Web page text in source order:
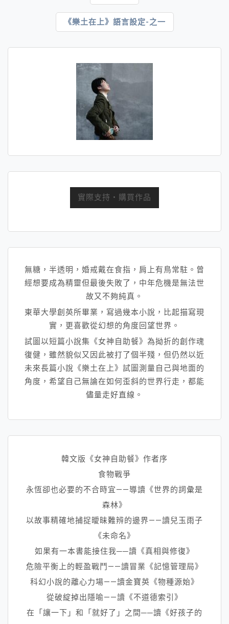
覽
《樂土在上》語言設定-之一
實際支持・購買作品
無糖，半透明，婚戒戴在食指，肩上有鳥常駐。曾
經想要成為精靈但最後失敗了，中年危機是無法世
故又不夠純真。
東華大學創英所畢業，寫過幾本小說，比起描寫現
實， 更喜歡從幻想的角度回望世界。
試圖以短篇小說集《女神自助餐》 為拗折的創作魂
復健，雖然貌似又因此被打了個半殘， 但仍然以近
未來長篇小說《樂土在上》試圖測量自己與地面的
角度， 希望自己無論在如何歪斜的世界行走，都能
儘量走好直線。
韓文版《女神自助餐》作者序
食物戰爭
永恆卻也必要的不合時宜——導讀《世界的詞彙是
森林》
以故事精確地捕捉曖昧難辨的邊界——讀兒玉雨子
《未命名》
如果有一本書能接住我──讀《真相與修復》
危險平衡上的輕盈戰鬥——讀冒業《記憶管理局》
科幻小說的離心力場——讀金寶英《物種源始》
從破綻掉出隱喻——讀《不道德索引》
在「讓一下」和「就好了」之間──讀《好孩子的